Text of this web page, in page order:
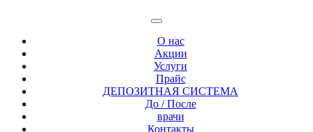
О нас
Акции
Услуги
Прайс
ДЕПОЗИТНАЯ СИСТЕМА
До / После
врачи
Контакты